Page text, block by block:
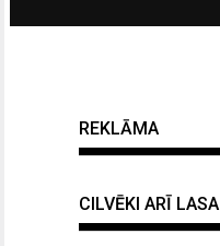
REKLĀMA
CILVĒKI ARĪ LASA